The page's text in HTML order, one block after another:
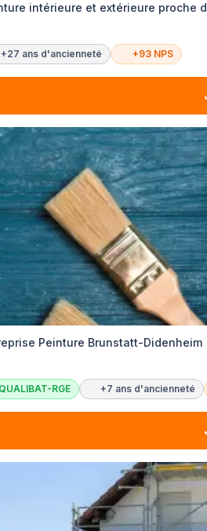
intérieure et extérieure proche
+27 ans d'ancienneté +93 NPS
Peinture Brunstatt-Didenheim
QUALIBAT-RGE +7 ans d'ancienneté